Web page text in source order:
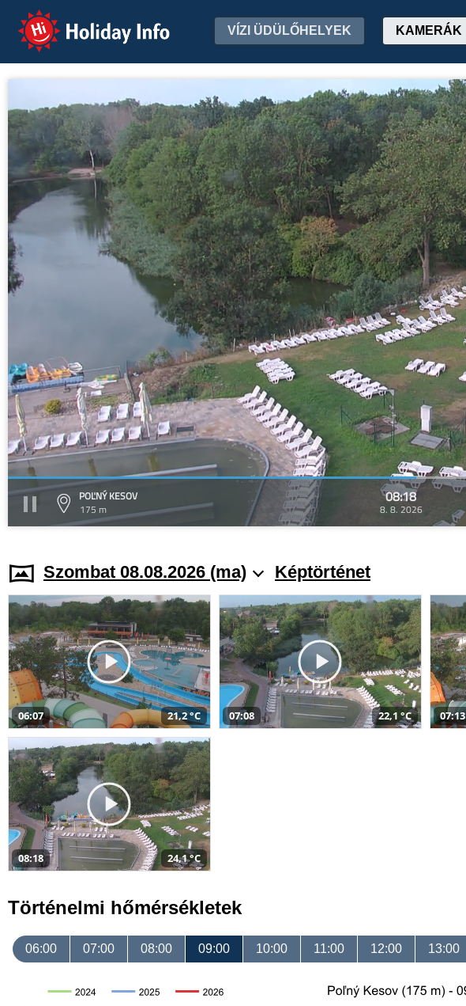
Holiday Info VÍZI ÜDÜLŐHELYEK KAMERÁK
POĽNÝ KESOV
175 m
08:18
8. 8. 2026
Szombat 08.08.2026 (ma) Képtörténet
06:07 21,2 °C 07:08 22,1 °C 07:13
08:18 24,1 °C
Történelmi hőmérsékletek
06:00 07:00 08:00 09:00 10:00 11:00 12:00 13:00